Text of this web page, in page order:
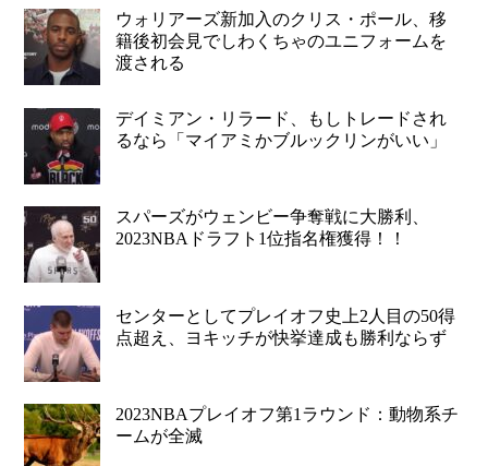
ウォリアーズ新加入のクリス・ポール、移
籍後初会見でしわくちゃのユニフォームを
渡される
デイミアン・リラード、もしトレードされ
るなら「マイアミかブルックリンがいい」
スパーズがウェンビー争奪戦に大勝利、
2023NBAドラフト1位指名権獲得！！
センターとしてプレイオフ史上2人目の50得
点超え、ヨキッチが快挙達成も勝利ならず
2023NBAプレイオフ第1ラウンド：動物系チ
ームが全滅